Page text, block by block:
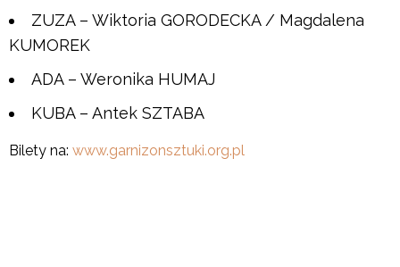
ZUZA – Wiktoria GORODECKA / Magdalena
KUMOREK
ADA – Weronika HUMAJ
KUBA – Antek SZTABA
Bilety na: www.garnizonsztuki.org.pl